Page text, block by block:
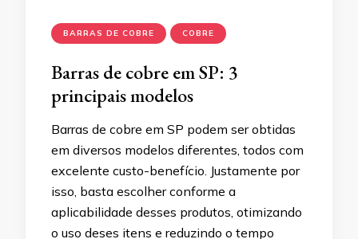
BARRAS DE COBRE COBRE
Barras de cobre em SP: 3
principais modelos
Barras de cobre em SP podem ser obtidas
em diversos modelos diferentes, todos com
excelente custo-benefício. Justamente por
isso, basta escolher conforme a
aplicabilidade desses produtos, otimizando
o uso deses itens e reduzindo o tempo